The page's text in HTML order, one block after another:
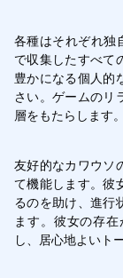
各種はそれぞれ独
で収集したすべて
豊かになる個人的
さい。ゲームのリ
層をもたらします。
友好的なカワウソ
て機能します。彼
るのを助け、進行
ます。彼女の存
し、居心地よいト